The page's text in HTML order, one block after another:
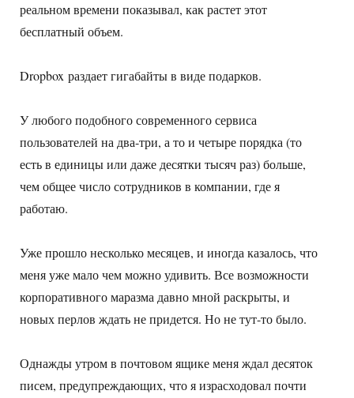
реальном времени показывал, как растет этот
бесплатный объем.
Dropbox раздает гигабайты в виде подарков.
У любого подобного современного сервиса
пользователей на два-три, а то и четыре порядка (то
есть в единицы или даже десятки тысяч раз) больше,
чем общее число сотрудников в компании, где я
работаю.
Уже прошло несколько месяцев, и иногда казалось, что
меня уже мало чем можно удивить. Все возможности
корпоративного маразма давно мной раскрыты, и
новых перлов ждать не придется. Но не тут-то было.
Однажды утром в почтовом ящике меня ждал десяток
писем, предупреждающих, что я израсходовал почти